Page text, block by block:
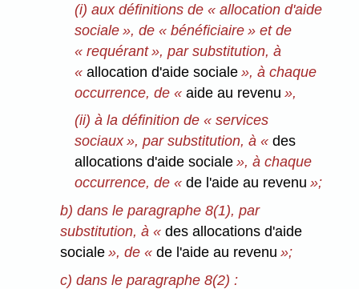
(i) aux définitions de « allocation d'aide
sociale », de « bénéficiaire » et de
« requérant », par substitution, à
« allocation d'aide sociale», à chaque
occurrence, de « aide au revenu »,
(ii) à la définition de « services
sociaux », par substitution, à « des
allocations d'aide sociale», à chaque
occurrence, de « de l'aide au revenu »;
b) dans le paragraphe 8(1), par
substitution, à « des allocations d'aide
sociale », de «de l'aide au revenu »;
c) dans le paragraphe 8(2) :